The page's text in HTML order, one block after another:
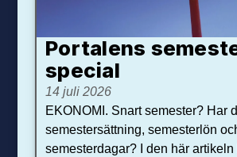
Portalens
special
14 juli 2026
EKONOMI. Snart semester? Har
semestersättning, semesterlön
semesterdagar? I den här artikeln